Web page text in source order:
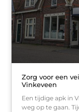
Zorg voor een
Vinkeveen
Een tijdige apk in
weg op te gaan.